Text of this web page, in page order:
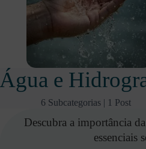
Água e
6 Subcategorias | 1 Post
Descubra a importância
essenciais